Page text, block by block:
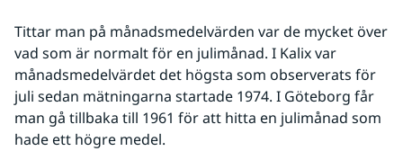
Tittar man på månadsmedelvärden var de mycket över
vad som är normalt för en julimånad. I Kalix var
månadsmedelvärdet det högsta som observerats för
juli sedan mätningarna startade 1974. I Göteborg får
man gå tillbaka till 1961 för att hitta en julimånad som
hade ett högre medel.